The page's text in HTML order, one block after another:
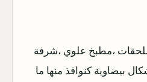
،مطبخ علوي ،شرفة
بيضاوية كنوافذ منها ما